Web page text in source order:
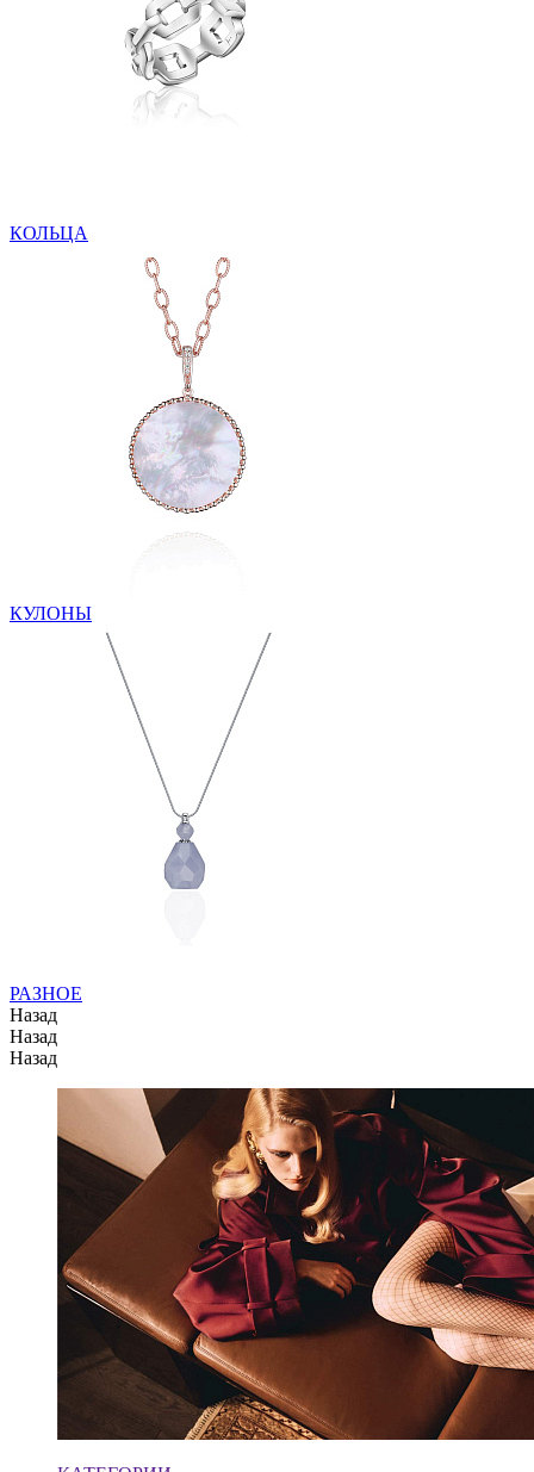
КОЛЬЦА
КУЛОНЫ
РАЗНОЕ
Назад
Назад
Назад